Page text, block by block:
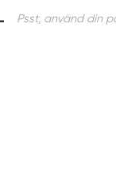
Psst, använd din